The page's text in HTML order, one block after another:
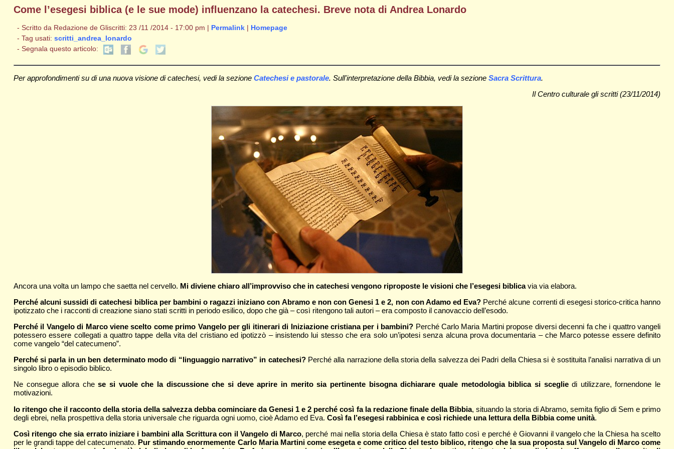
Come l’esegesi biblica (e le sue mode) influenzano la catechesi. Breve nota di Andrea Lonardo
- Scritto da Redazione de Gliscritti: 23 /11 /2014 - 17:00 pm | Permalink| Homepage
- Tag usati: scritti_andrea_lonardo
- Segnala questo articolo:
Per approfondimenti su di una nuova visione di catechesi, vedi la sezione Catechesi e pastorale. Sull'interpretazione della Bibbia, vedi la sezione Sacra Scrittura.
Il Centro culturale gli scritti (23/11/2014)
Ancora una volta un lampo che saetta nel cervello. Mi diviene chiaro all’improvviso che in catechesi vengono riproposte le visioni che l’esegesi biblicavia via elabora.
Perché alcuni sussidi di catechesi biblica per bambini o ragazzi iniziano con Abramo e non con Genesi 1 e 2, non con Adamo ed Eva? Perché alcune correnti di esegesi storico-critica hanno
ipotizzato che i racconti di creazione siano stati scritti in periodo esilico, dopo che già – così ritengono tali autori – era composto il canovaccio dell’esodo.
Perché il Vangelo di Marco viene scelto come primo Vangelo per gli itinerari di Iniziazione cristiana per i bambini? Perché Carlo Maria Martini propose diversi decenni fa che i quattro vangeli
potessero essere collegati a quattro tappe della vita del cristiano ed ipotizzò – insistendo lui stesso che era solo un’ipotesi senza alcuna prova documentaria – che Marco potesse essere definito
come vangelo “del catecumeno”.
Perché si parla in un ben determinato modo di “linguaggio narrativo” in catechesi?Perché alla narrazione della storia della salvezza dei Padri della Chiesa si è sostituita l’analisi narrativa di un
singolo libro o episodio biblico.
Ne consegue allora chese si vuole che la discussione che si deve aprire in merito sia pertinente bisogna dichiarare quale metodologia biblica si scegliedi utilizzare, fornendone le
motivazioni.
Io ritengo che il racconto della storia della salvezza debba cominciare da Genesi 1 e 2 perché così fa la redazione finale della Bibbia, situando la storia di Abramo, semita figlio di Sem e primo
degli ebrei, nella prospettiva della storia universale che riguarda ogni uomo, cioè Adamo ed Eva. Così fa l’esegesi rabbinica e così richiede una lettura della Bibbia come unità.
Così ritengo che sia errato iniziare i bambini alla Scrittura con il Vangelo di Marco, perché mai nella storia della Chiesa è stato fatto così e perché è Giovanni il vangelo che la Chiesa ha scelto
per le grandi tappe del catecumenato. Pur stimando enormemente Carlo Maria Martini come esegeta e come critico del testo biblico, ritengo che la sua proposta sul Vangelo di Marco come